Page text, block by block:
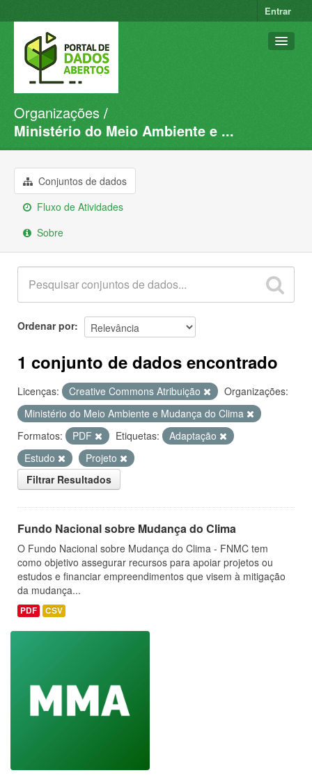
Entrar
Conjuntos de dados
Organizações
Sobre
Organizações
Ministério do Meio Ambiente e ...
Conjuntos de dados
Fluxo de Atividades
Sobre
Ordenar por
1 conjunto de dados encontrado
Licenças: Creative Commons Atribuição
Organizações:
Ministério do Meio Ambiente e Mudança do Clima
Formatos:
PDF Etiquetas:
Adaptação
Estudo
Projeto
Filtrar Resultados
Fundo Nacional sobre Mudança do Clima
O Fundo Nacional sobre Mudança do Clima - FNMC tem
como objetivo assegurar recursos para apoiar projetos ou
estudos e financiar empreendimentos que visem à mitigação
da mudança...
PDF CSV